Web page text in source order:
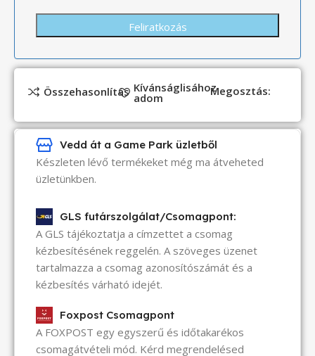
Összehasonlítás Kívánságlisához
adom Megosztás:
Vedd át a Game Park üzletből
Készleten lévő termékeket még ma átveheted
üzletünkben.
GLS futárszolgálat/Csomagpont:
A GLS tájékoztatja a címzettet a csomag
kézbesítésének reggelén. A szöveges üzenet
tartalmazza a csomag azonosítószámát és a
kézbesítés várható idejét.
Foxpost Csomagpont
A FOXPOST egy egyszerű és időtakarékos
csomagátvételi mód. Kérd megrendelésed